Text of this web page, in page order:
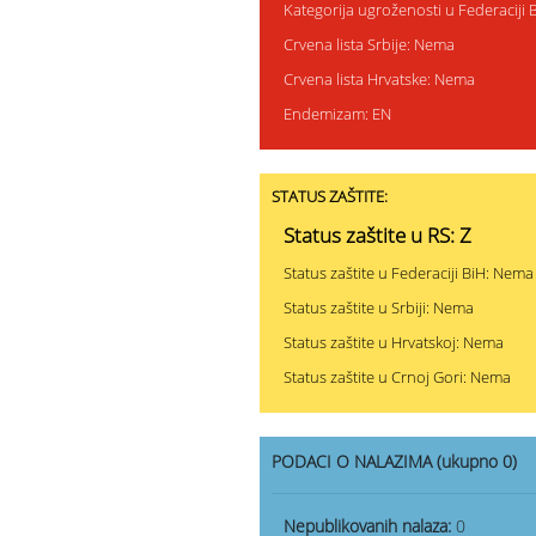
Kategorija ugroženosti u Federaciji
Crvena lista Srbije: Nema
Crvena lista Hrvatske: Nema
Endemizam: EN
STATUS ZAŠTITE:
Status zaštite u RS: Z
Status zaštite u Federaciji BiH: Nema
Status zaštite u Srbiji: Nema
Status zaštite u Hrvatskoj: Nema
Status zaštite u Crnoj Gori: Nema
PODACI O NALAZIMA (ukupno 0)
Nepublikovanih nalaza: 0